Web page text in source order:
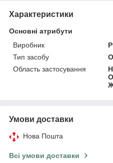
Характеристики
Основні атрибути
Виробник
Тип засобу
Область застосування
Умови доставки
Нова Пошта
Всі умови доставки